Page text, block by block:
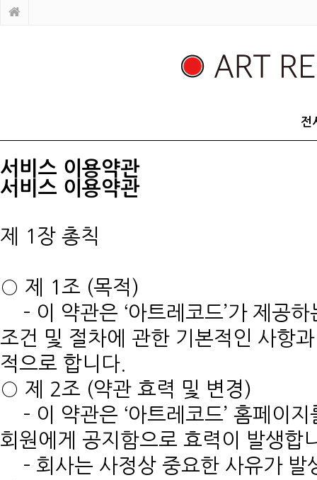
전
서비스 이용약관
서비스 이용약관
제 1장 총칙
○ 제 1조 (목적)
- 이 약관은 ‘아트레코드’가 제공
조건 및 절차에 관한 기본적인 사항
적으로 합니다.
○ 제 2조 (약관 효력 및 변경)
- 이 약관은 ‘아트레코드’ 홈페이
회원에게 공지함으로 효력이 발생합
- 회사는 사정상 중요한 사유가 발